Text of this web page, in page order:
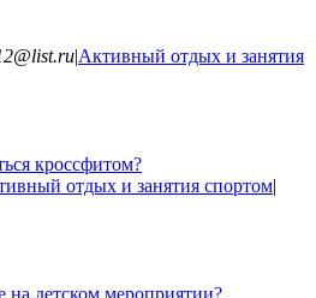
|Активный отдых и занятия
кроссфитом?
отдых и занятия спортом|
на детском мероприятии?